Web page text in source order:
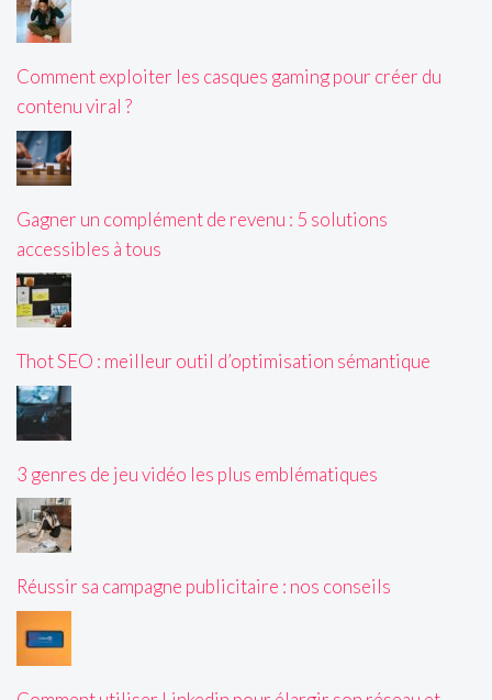
Comment exploiter les casques gaming pour créer du
contenu viral ?
Gagner un complément de revenu : 5 solutions
accessibles à tous
Thot SEO : meilleur outil d’optimisation sémantique
3 genres de jeu vidéo les plus emblématiques
Réussir sa campagne publicitaire : nos conseils